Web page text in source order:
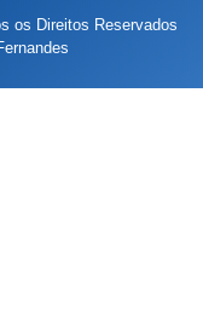
os Direitos Reservados